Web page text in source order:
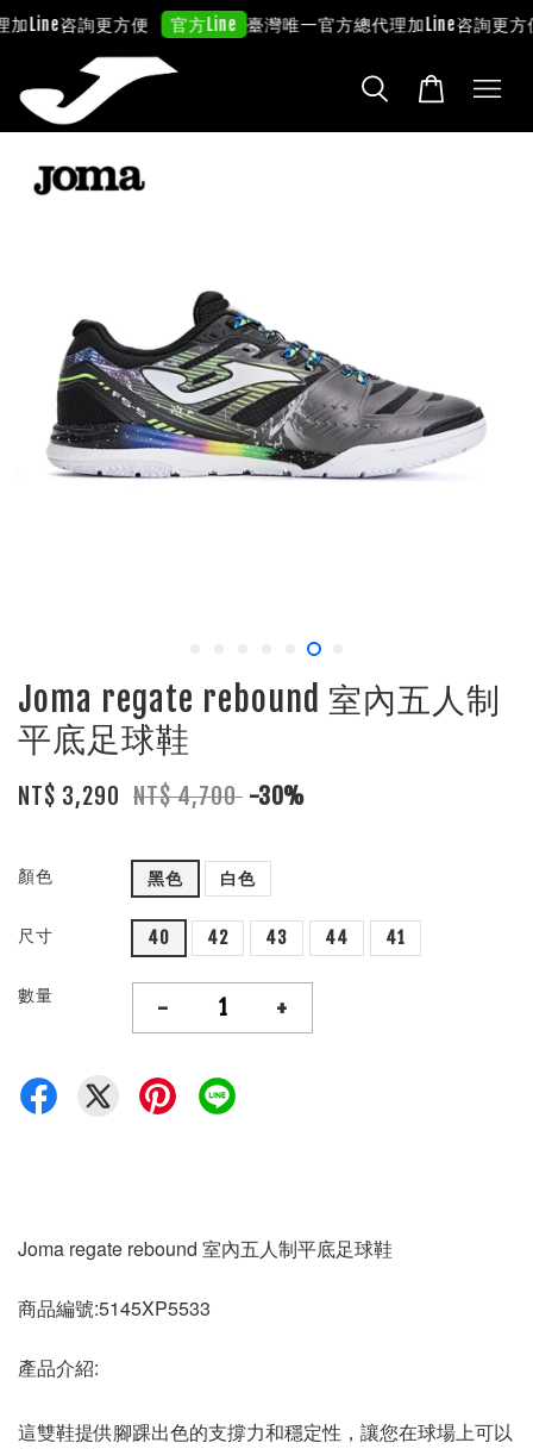
加Line咨詢更方便 官方Line 臺灣唯一官方總代理加Line咨詢更方
Joma regate rebound 室內五人制
平底足球鞋
NT$ 3,290 NT$ 4,700 -30%
顏色 黑色 白色
尺寸 40 42 43 44 41
數量 - +
Joma regate rebound 室內五人制平底足球鞋
商品編號:5145XP5533
產品介紹:
這雙鞋提供腳踝出色的支撐力和穩定性，讓您在球場上可以